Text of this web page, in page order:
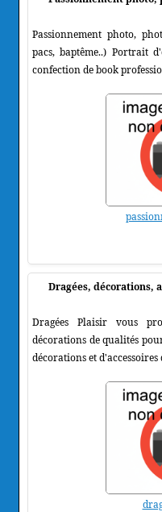
Passionnement photo,
pacs, baptême..) Portrait
confection de book
Dragées, décorations,
Dragées Plaisir vous
décorations de qualités
décorations et d'accessoires